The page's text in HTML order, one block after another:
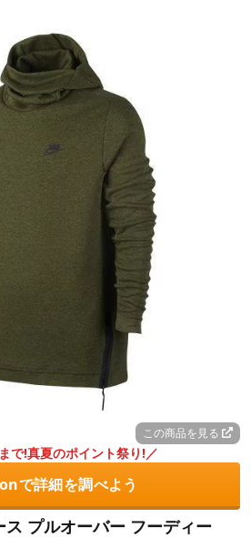
この商品を見る
で!真夏のポイント祭り!／
で詳細を調べよう
プルオーバー フーディー